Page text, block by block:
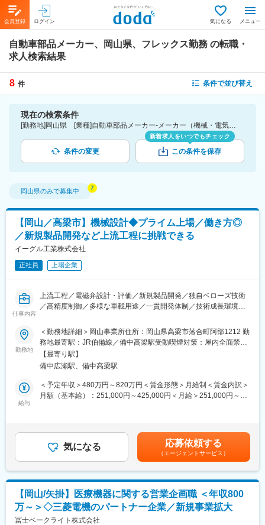
会員登録 ログイン 気になる メニュー
自動車部品メーカー、岡山県、フレックス勤務 の転職・
求人検索結果
8 件 条件で並び替え
現在の検索条件
[勤務地]岡山県 [業種]自動車部品メーカー-メーカー（機械・電気）業界 [詳細条件](休日・働き方)フレックス勤務
条件の変更
新着求人をいつでもチェック
この条件を保存
岡山県のみで募集中
【岡山／高梁市】機械設計◆プライム上場／働き方◎
／新規製品開発など上流工程に挑戦できる
イーグル工業株式会社
正社員 上場企業
仕事内容
上流工程／電磁弁設計・評価／新規製品開発／独自ベローズ技術
／高精度制御／多様な車載用途／一貫開発体制／技術成長環境／
■業務内容：
イーグル工業株式会社 岡山事業場にて、自動車向け電磁弁製品の
設計・評価・開発試験をご担当いただきます。四輪・二輪・特装
車両・建設機械など多様な車両向け部品の開発に携わり、構想設
計から量産化まで一貫して関われるポジションです。
＜具体的な業務例＞
・顧客仕様に基づく製品開発・量産化対応
・開発着手から量産移行まで一貫して関われるため、エンジニア
としての成長が期待てきるポジション
■担当製品について
勤務地
＜勤務地詳細＞岡山事業所住所：岡山県高梁市落合町阿部1212 勤
務地最寄駅：JR伯備線／備中高梁駅受動喫煙対策：屋内全面禁煙
変更の範囲：会社の定める事業所
【最寄り駅】
備中広瀬駅、備中高梁駅
給与
＜予定年収＞480万円～820万円＜賃金形態＞月給制＜賃金内訳＞
月額（基本給）：251,000円～425,000円＜月給＞251,000円～
回（4月） ■賞与：年2回（6月・12月）賃金はあくまでも目安の
金額であり、選考を通じて上下する可能性があります。月給(月額)
は固定手当を含めた表記です。
気になる 応募依頼する
（エージェントサービス）
【岡山/矢掛】医療機器に関する営業企画職 ＜年収800
万～＞◇三菱電機のパートナー企業／新規事業拡大
冨士ベークライト株式会社